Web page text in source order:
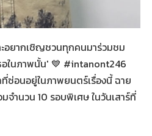
Frame เธอในภาพนั้น
อยากเชิญชวนทุกคนมาร่วมชม
ในภาพนั้น' 💙 #intanont246
อนอยู่ในภาพยนตร์เรื่องนี้ ฉาย
จำนวน 10 รอบพิเศษ ในวันเสาร์ที่